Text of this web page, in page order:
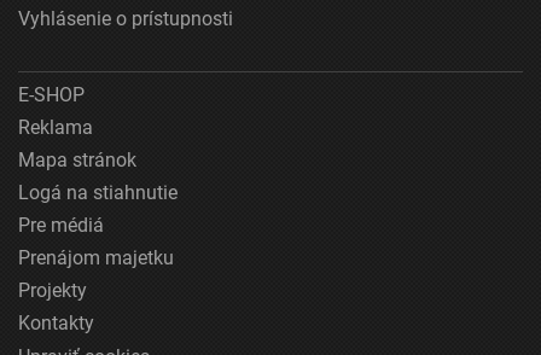
Vyhlásenie o prístupnosti
E-SHOP
Reklama
Mapa stránok
Logá na stiahnutie
Pre médiá
Prenájom majetku
Projekty
Kontakty